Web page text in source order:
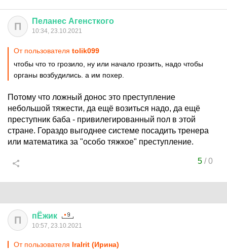
П Пеланес Агенсткого
10:34, 23.10.2021
От пользователя tolik099
чтобы что то грозило, ну или начало грозить, надо чтобы
органы возбудились. а им похер.
Потому что ложный донос это преступление
небольшой тяжести, да ещё возиться надо, да ещё
преступник баба - привилегированный пол в этой
стране. Гораздо выгоднее системе посадить тренера
или математика за "особо тяжкое" преступление.
5/0
П пЁжик
10:57, 23.10.2021
От пользователя IraIrit (Ирина)